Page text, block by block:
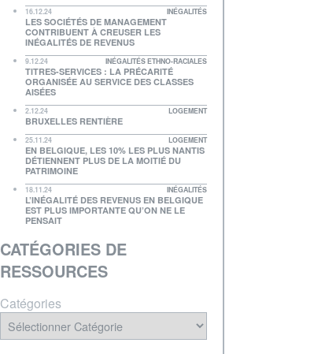
16.12.24 INÉGALITÉS
LES SOCIÉTÉS DE MANAGEMENT
CONTRIBUENT À CREUSER LES
INÉGALITÉS DE REVENUS
9.12.24 INÉGALITÉS ETHNO-RACIALES
TITRES-SERVICES : LA PRÉCARITÉ
ORGANISÉE AU SERVICE DES CLASSES
AISÉES
2.12.24 LOGEMENT
BRUXELLES RENTIÈRE
25.11.24 LOGEMENT
EN BELGIQUE, LES 10% LES PLUS NANTIS
DÉTIENNENT PLUS DE LA MOITIÉ DU
PATRIMOINE
18.11.24 INÉGALITÉS
L’INÉGALITÉ DES REVENUS EN BELGIQUE
EST PLUS IMPORTANTE QU’ON NE LE
PENSAIT
CATÉGORIES DE
RESSOURCES
Catégories